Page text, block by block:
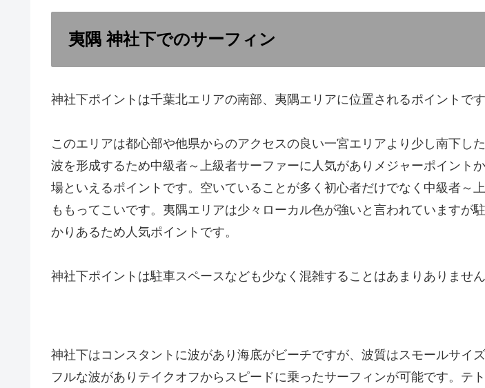
夷隅 神社下でのサーフィン
神社下ポイントは千葉北エリアの南部、夷隅エリアに位置されるポイントです
このエリアは都心部や他県からのアクセスの良い一宮エリアより少し南下し
波を形成するため中級者～上級者サーファーに人気がありメジャーポイント
場といえるポイントです。空いていることが多く初心者だけでなく中級者～
ももってこいです。夷隅エリアは少々ローカル色が強いと言われていますが
かりあるため人気ポイントです。
神社下ポイントは駐車スペースなども少なく混雑することはあまりありません
神社下はコンスタントに波があり海底がビーチですが、波質はスモールサイ
フルな波がありテイクオフからスピードに乗ったサーフィンが可能です。テ